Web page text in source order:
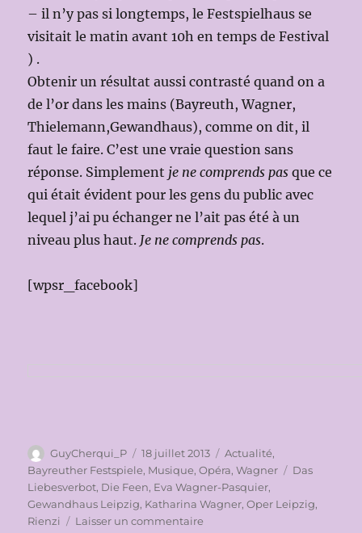
– il n’y pas si longtemps, le Festspielhaus se
visitait le matin avant 10h en temps de Festival
) .
Obtenir un résultat aussi contrasté quand on a
de l’or dans les mains (Bayreuth, Wagner,
Thielemann,Gewandhaus), comme on dit, il
faut le faire. C’est une vraie question sans
réponse. Simplement je ne comprends pas que ce
qui était évident pour les gens du public avec
lequel j’ai pu échanger ne l’ait pas été à un
niveau plus haut. Je ne comprends pas.
[wpsr_facebook]
Auteur
GuyCherqui_P
Publié
le
18 juillet 2013 Catégories
Actualité,
Bayreuther Festspiele, Musique,Opéra,Wagner Étiquettes
Das
Liebesverbot, Die Feen, Eva Wagner-Pasquier,
Gewandhaus Leipzig, Katharina Wagner,Oper Leipzig,
Rienzi
Laisser un commentairesur